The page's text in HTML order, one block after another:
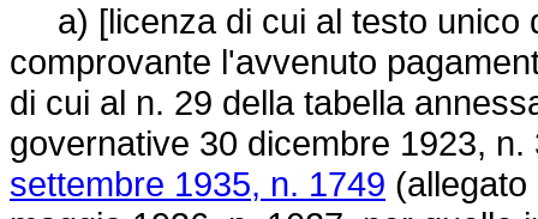
a) [licenza di cui al testo unico
comprovante l'avvenuto
di cui al n. 29 della tabella
governative 30 dicembre 1923, n.
settembre 1935, n. 1749